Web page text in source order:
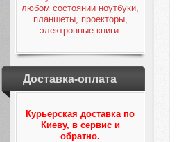
любом состоянии ноутбуки,
планшеты, проекторы,
электронные книги.
Доставка-оплата
Курьерская доставка по
Киеву, в сервис и
обратно.